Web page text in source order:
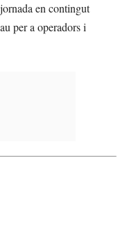
en contingut
per a operadors i